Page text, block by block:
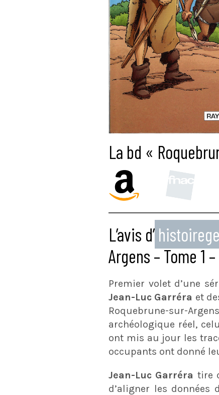
La bd «
L’avis d’
Argens – Tome 1
Premier volet d’une
Jean-Luc Garréra et
Roquebrune-sur-
archéologique réel,
ont mis au jour les
occupants ont donné
Jean-Luc Garréra tire
d’aligner les